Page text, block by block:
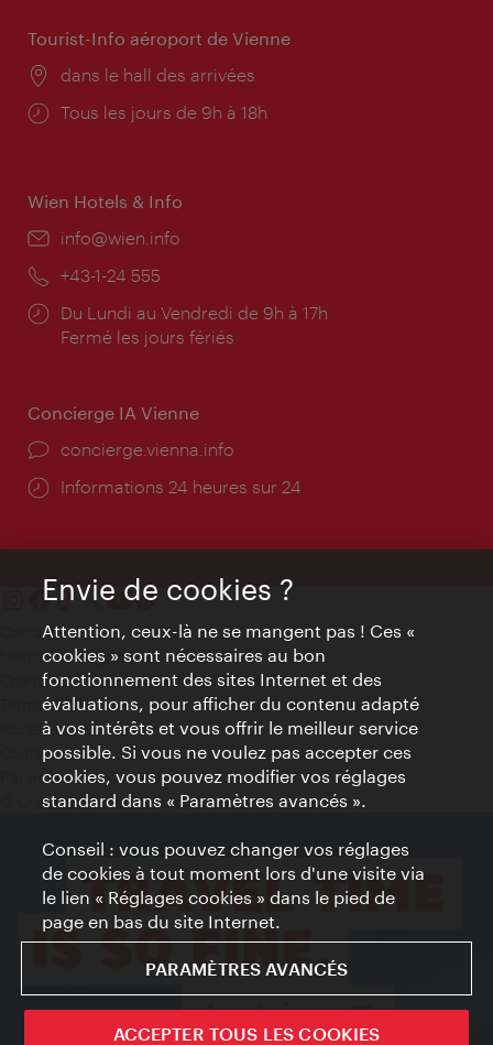
Tourist-Info aéroport de Vienne
Lieu:
dans le hall des arrivées
Horaires
Tous les jours de 9h à 18h
Wien Hotels & Info
E-
info@wien.info
Téléphone:
+43-1-24 555
Horaires
d'ouverture:
Du Lundi au Vendredi de 9h à 17h
Fermé les jours fériés
Concierge IA Vienne
Ort:
concierge.vienna.info
Öffnungszeiten:
Informations 24 heures sur 24
Contact
Mentions obligatoires
Charte sur le respect de la vie privée
Terms of Use
Accessibilité
Contact presse
Paramètres de cookies
© Copyright WienTourismus
Envie de cookies ?
Attention, ceux-là ne se mangent pas ! Ces «
cookies » sont nécessaires au bon
fonctionnement des sites Internet et des
évaluations, pour afficher du contenu adapté
à vos intérêts et vous offrir le meilleur service
possible. Si vous ne voulez pas accepter ces
cookies, vous pouvez modifier vos réglages
standard dans « Paramètres avancés ».
Conseil : vous pouvez changer vos réglages
de cookies à tout moment lors d'une visite via
le lien « Réglages cookies » dans le pied de
page en bas du site Internet.
PARAMÈTRES AVANCÉS
ACCEPTER TOUS LES COOKIES